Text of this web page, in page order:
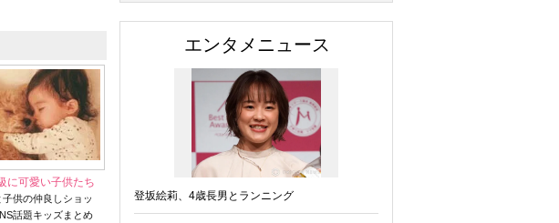
に可愛い子供たち
供の仲良しショッ
話題キッズまとめ
エンタメニュース
登坂絵莉、4歳長男とランニング